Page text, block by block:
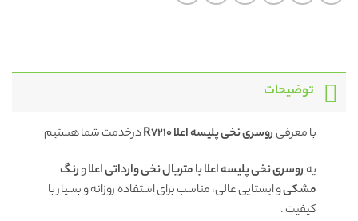
توضیحات
با معرفیروسری نخی پلیسه اعلا R7210
درخدمت شما هستیم
یه روسری نخی پلیسه اعلا بامتریال نخی وارداتی اعلاورنگ
مشکیو ایستایی عالی، مناسب برای استفاده روزانه و بسیار با
کیفیت .